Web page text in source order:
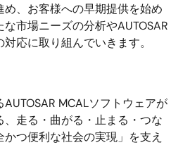
、お客様への早期提供を始め
市場ニーズの分析やAUTOSAR
応に取り組んでいきます。
MCALソフトウェアが
、走る・曲がる・止まる・つな
つ便利な社会の実現」を支え